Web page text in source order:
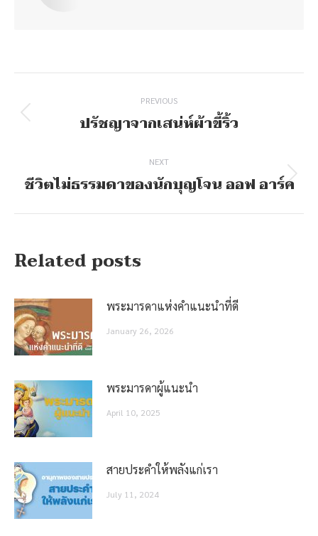
Post
navigation PREVIOUS
Previous
ปรัชญาจากเสน่ห์ผ้าขี้ริ้ว
NEXT
Next
ชีวิตไม่ธรรมดาของนักบุญโจน ออฟ อาร์ค
Related posts
พระมารดาแห่งคำแนะนำที่ดี
January 26, 2026
พระมารดาผู้แนะนำ
April 10, 2025
สายประคำให้พลังแก่เรา
July 11, 2024